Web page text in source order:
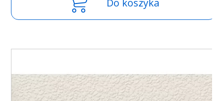
Do koszyka